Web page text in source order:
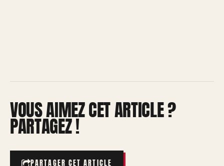
VOUS AIMEZ CET ARTICLE ?
PARTAGEZ !
PARTAGER CET ARTICLE